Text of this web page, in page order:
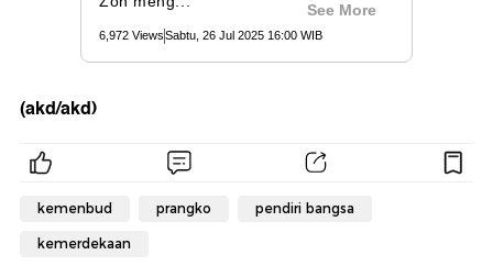
(akd/akd)
kemenbud prangko pendiri bangsa
kemerdekaan